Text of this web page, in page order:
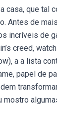
casa, que
Antes de
incríveis de
creed,
a a lista
papel de